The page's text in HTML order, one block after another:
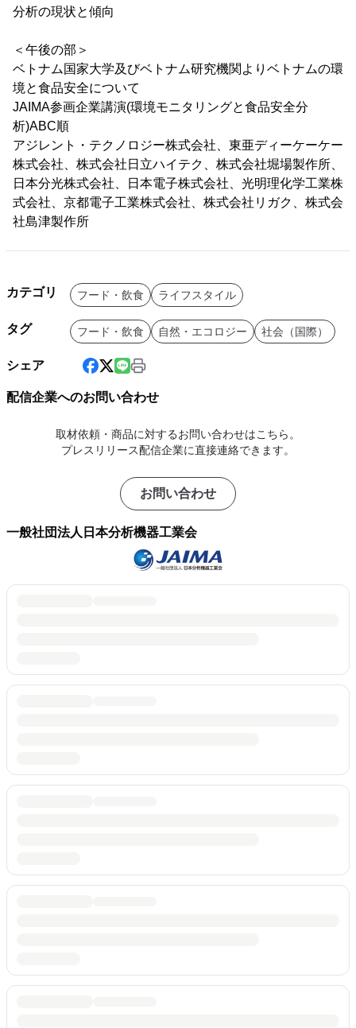
分析の現状と傾向
＜午後の部＞
ベトナム国家大学及びベトナム研究機関よりベトナムの環
境と食品安全について
JAIMA参画企業講演(環境モニタリングと食品安全分
析)ABC順
アジレント・テクノロジー株式会社、東亜ディーケーケー
株式会社、株式会社日立ハイテク、株式会社堀場製作所、
日本分光株式会社、日本電子株式会社、光明理化学工業株
式会社、京都電子工業株式会社、株式会社リガク、株式会
社島津製作所
カテゴリ フード・飲食 ライフスタイル
タグ フード・飲食 自然・エコロジー 社会（国際）
シェア
配信企業へのお問い合わせ
取材依頼・商品に対するお問い合わせはこちら。
プレスリリース配信企業に直接連絡できます。
お問い合わせ
一般社団法人日本分析機器工業会